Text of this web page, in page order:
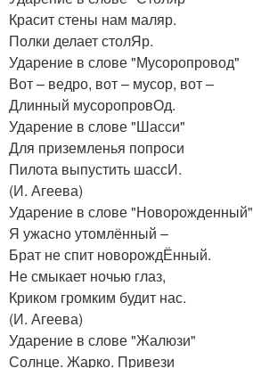
Красит стены нам маляр.
Полки делает столЯр.
Ударение в слове "Мусоропровод"
Вот – ведро, вот – мусор, вот –
Длинный мусоропровОд.
Ударение в слове "Шасси"
Для приземленья попроси
Пилота выпустить шассИ.
(И. Агеева)
Ударение в слове "Новорожденный"
Я ужасно утомлённый –
Брат не спит новорождЁнный.
Не смыкает ночью глаз,
Криком громким будит нас.
(И. Агеева)
Ударение в слове "Жалюзи"
Солнце. Жарко. Привези